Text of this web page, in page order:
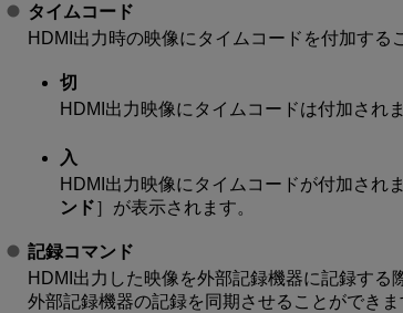
タイムコード
HDMI出力時の映像にタイムコードを付加する
切
HDMI出力映像にタイムコードは付加されま
入
HDMI出力映像にタイムコードが付加され
ンド］が表示されます。
記録コマンド
HDMI出力した映像を外部記録機器に記録する
外部記録機器の記録を同期させることができま